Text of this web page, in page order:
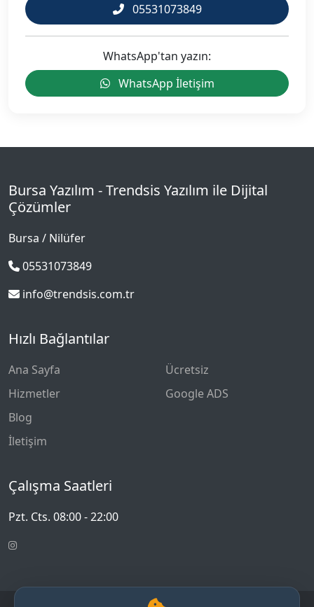
05531073849
WhatsApp'tan yazın:
WhatsApp İletişim
Bursa Yazılım - Trendsis Yazılım ile Dijital
Çözümler
Bursa / Nilüfer
05531073849
info@trendsis.com.tr
Hızlı Bağlantılar
Ana Sayfa
Hizmetler
Blog
İletişim
Ücretsiz
Google ADS
Çalışma Saatleri
Pzt. Cts. 08:00 - 22:00